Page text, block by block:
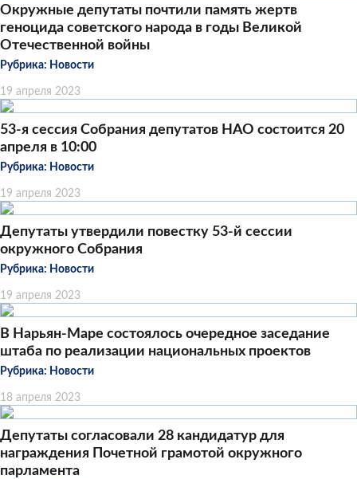
Окружные депутаты почтили память жертв
геноцида советского народа в годы Великой
Отечественной войны
Рубрика: Новости
19 апреля 2023
53-я сессия Собрания депутатов НАО состоится 20
апреля в 10:00
Рубрика: Новости
19 апреля 2023
Депутаты утвердили повестку 53-й сессии
окружного Собрания
Рубрика: Новости
19 апреля 2023
В Нарьян-Маре состоялось очередное заседание
штаба по реализации национальных проектов
Рубрика: Новости
18 апреля 2023
Депутаты согласовали 28 кандидатур для
награждения Почетной грамотой окружного
парламента